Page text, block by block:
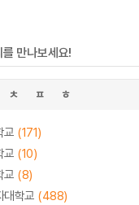
만나보세요!
ㅊ ㅍ ㅎ
교 (171)
교 (10)
교 (8)
대학교 (488)